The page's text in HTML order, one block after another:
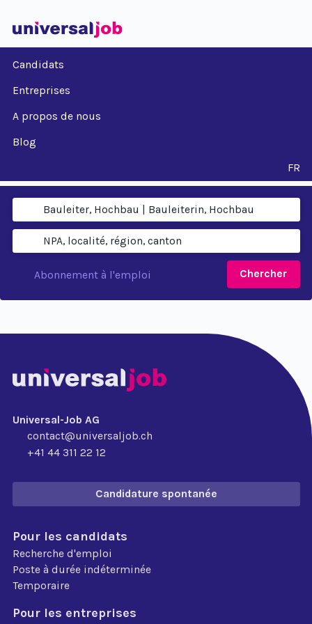
Candidats
Entreprises
A propos de nous
Blog
FR
Chercher
Abonnement à l'emploi
Universal-Job AG
contact@universaljob.ch
+41 44 311 22 12
Candidature spontanée
Pour les candidats
Recherche d'emploi
Poste à durée indéterminée
Temporaire
Pour les entreprises